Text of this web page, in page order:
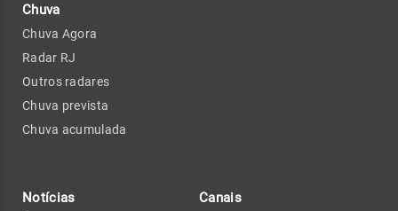
Chuva
Chuva Agora
Radar RJ
Outros radares
Chuva prevista
Chuva acumulada
Notícias Canais